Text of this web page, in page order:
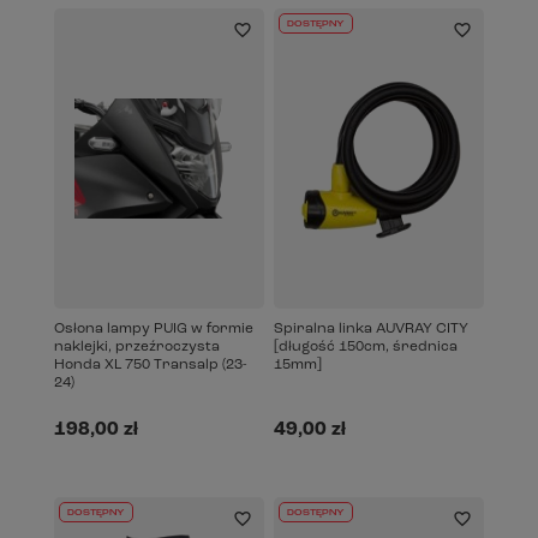
Osłona lampy PUIG w formie
naklejki, przeźroczysta
Honda XL 750 Transalp (23-
24)
198,00 zł
DOSTĘPNY
Spiralna linka AUVRAY CITY
[długość 150cm, średnica
15mm]
49,00 zł
DOSTĘPNY DOSTĘPNY